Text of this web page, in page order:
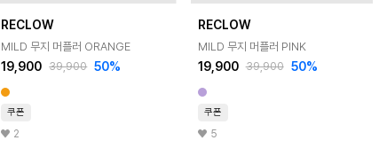
RECLOW
MILD 무지 머플러 ORANGE
19,900 39,900 50%
쿠폰
2
RECLOW
MILD 무지 머플러 PINK
19,900 39,900 50%
쿠폰
5